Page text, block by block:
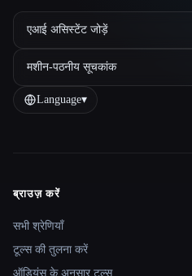
एआई असिस्टेंट जोड़ें
मशीन-पठनीय सूचकांक
Language▾
Site navigation
ब्राउज़ करें
सभी श्रेणियाँ
टूल्स की तुलना करें
ऑडियंस के अनुसार टूल्स